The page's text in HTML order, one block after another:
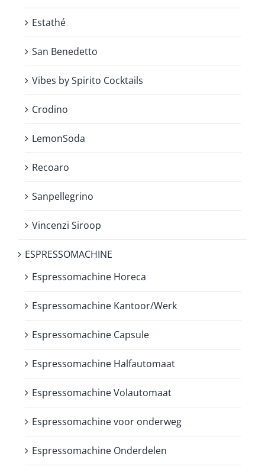
Estathé
San Benedetto
Vibes by Spirito Cocktails
Crodino
LemonSoda
Recoaro
Sanpellegrino
Vincenzi Siroop
ESPRESSOMACHINE
Espressomachine Horeca
Espressomachine Kantoor/Werk
Espressomachine Capsule
Espressomachine Halfautomaat
Espressomachine Volautomaat
Espressomachine voor onderweg
Espressomachine Onderdelen